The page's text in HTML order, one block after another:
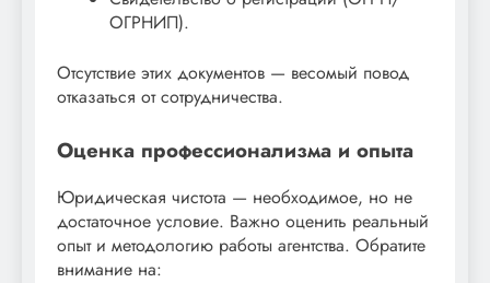
ОГРНИП).
Отсутствие этих документов — весомый повод
отказаться от сотрудничества.
Оценка профессионализма и опыта
Юридическая чистота — необходимое, но не
достаточное условие. Важно оценить реальный
опыт и методологию работы агентства. Обратите
внимание на: